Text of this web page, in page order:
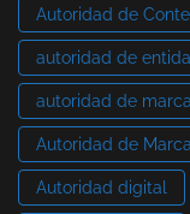
Autoridad de
autoridad de
autoridad de marca
Autoridad de Marca
Autoridad digital